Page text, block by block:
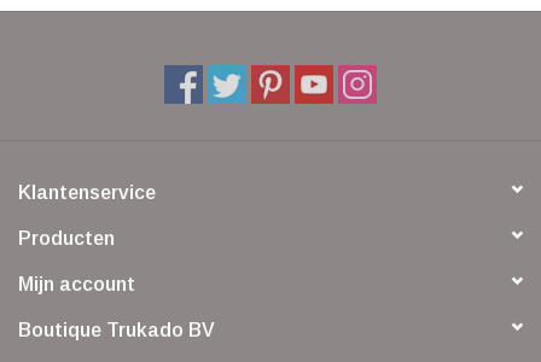
Klantenservice
Producten
Mijn account
Boutique Trukado BV